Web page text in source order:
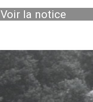
Voir la notice